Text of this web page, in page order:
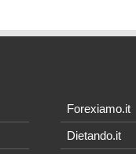
Forexiamo.it
Dietando.it